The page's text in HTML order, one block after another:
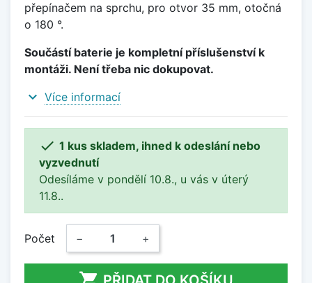
přepínačem na sprchu, pro otvor 35 mm, otočná
o 180 °.
Součástí baterie je kompletní příslušenství k
montáži. Není třeba nic dokupovat.
expand_more Více informací
 1 kus skladem, ihned k odeslání nebo
vyzvednutí
Odesíláme v pondělí 10.8., u vás v úterý
11.8..
Počet − +